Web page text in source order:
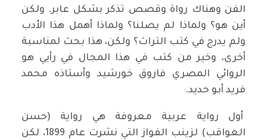
الفن وهناك رواة وقصص تذكر بشكل عابر. ولكن
أين هو؟ ولماذا لم يصلنا؟ ولماذا أهمل هذا الأدب
ولم يدرج في كتب التراث؟ ولكن، هذا بحث لمناسبة
أخرى، وخير من كتب في هذا المجال في رأيي هو
الروائي المصري فاروق خورشيد وأستاذه محمد
فريد أبو حديد.
أول رواية عربية معروفة هي رواية (حسن
العواقب) لزينب الفواز التي نشرت عام 1899، لكن